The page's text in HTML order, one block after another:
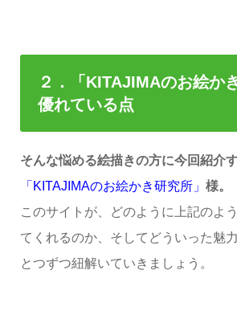
２．「 KITAJIMAのお絵か
優れている点
そんな悩める絵描きの方に今回紹介す
「KITAJIMAのお絵かき研究所」 様。
このサイトが、どのように上記のよ
てくれるのか、そしてどういった魅
とつずつ紐解いていきましょう。